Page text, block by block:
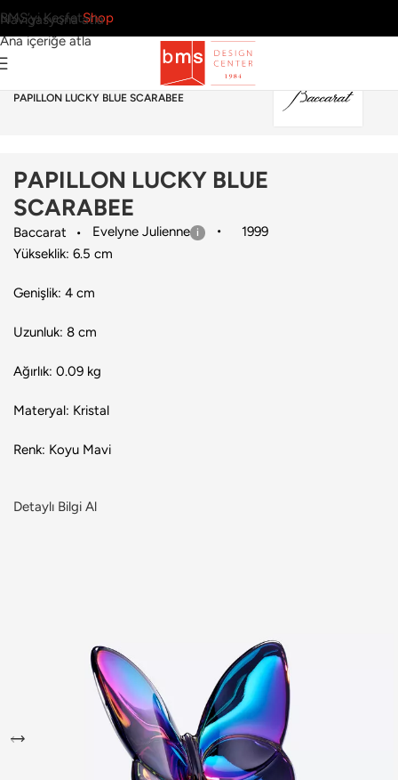
Navigasyona atla
Ana içeriğe atla
BMS’yi KeşfetShop
Dekoratif Obje›Baccarat
PAPILLON LUCKY BLUE SCARABEE
PAPILLON LUCKY BLUE
SCARABEE
Baccarat Evelyne Julienne
1999
Yükseklik: 6.5 cm
Genişlik: 4 cm
Uzunluk: 8 cm
Ağırlık: 0.09 kg
Materyal: Kristal
Renk: Koyu Mavi
Detaylı Bilgi Al